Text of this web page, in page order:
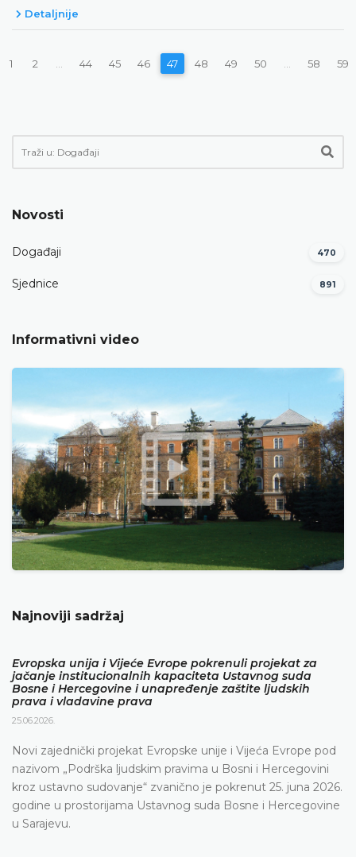
Detaljnije
1 2 44 45 46 47 48 49 50 58 59
Novosti
Događaji 470
Sjednice 891
Informativni video
Najnoviji sadržaj
Evropska unija i Vijeće Evrope pokrenuli projekat za
jačanje institucionalnih kapaciteta Ustavnog suda
Bosne i Hercegovine i unapređenje zaštite ljudskih
prava i vladavine prava
25.06.2026.
Novi zajednički projekat Evropske unije i Vijeća Evrope pod
nazivom „Podrška ljudskim pravima u Bosni i Hercegovini
kroz ustavno sudovanje“ zvanično je pokrenut 25. juna 2026.
godine u prostorijama Ustavnog suda Bosne i Hercegovine
u Sarajevu.